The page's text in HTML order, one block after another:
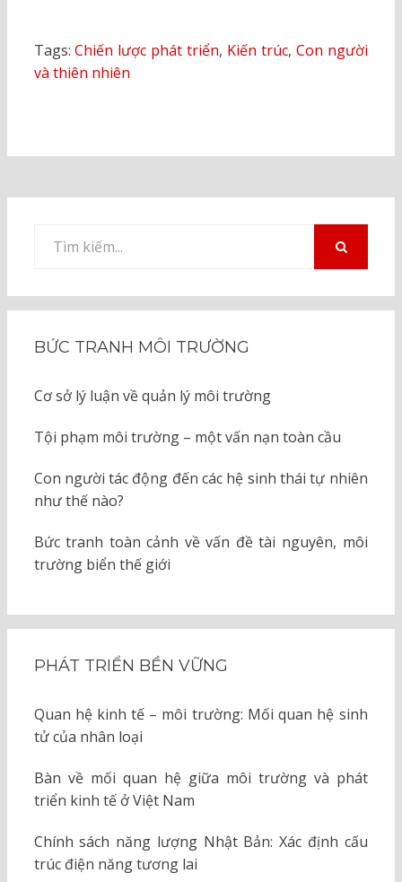
Tags:Chiến lược phát triển, Kiến trúc, Con người
và thiên nhiên
kiếm
BỨC TRANH MÔI TRƯỜNG
Cơ sở lý luận về quản lý môi trường
Tội phạm môi trường – một vấn nạn toàn cầu
Con người tác động đến các hệ sinh thái tự nhiên
như thế nào?
Bức tranh toàn cảnh về vấn đề tài nguyên, môi
trường biển thế giới
PHÁT TRIỂN BỀN VỮNG
Quan hệ kinh tế – môi trường: Mối quan hệ sinh
tử của nhân loại
Bàn về mối quan hệ giữa môi trường và phát
triển kinh tế ở Việt Nam
Chính sách năng lượng Nhật Bản: Xác định cấu
trúc điện năng tương lai